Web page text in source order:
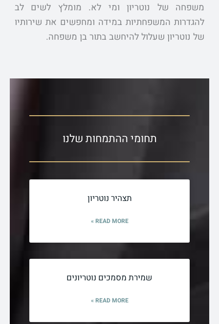
משפחה של נוטריון ומי לא. מומלץ לשים לב
להגדרות המשפחתיות במידה ומחפשים את שירותיו
של נוטריון שעלול להיחשב בתור בן משפחה.
תחומי ההתמחות שלנו
תצהיר נוטריון
READ MORE »
שמירת מסמכים נוטריונים
READ MORE »